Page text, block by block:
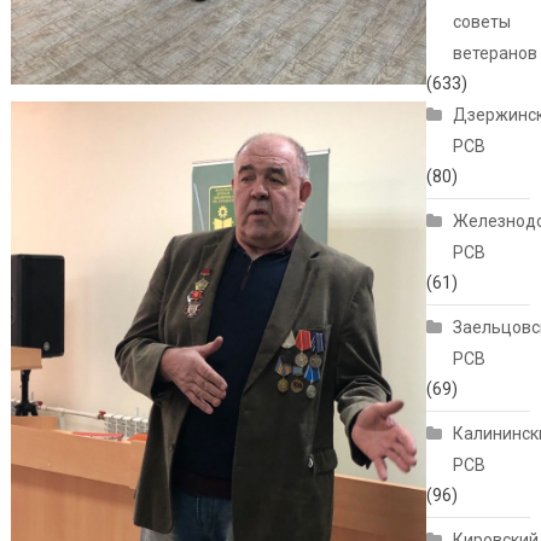
советы
ветеранов
(633)
РСВ
(80)
РСВ
(61)
РСВ
(69)
РСВ
(96)